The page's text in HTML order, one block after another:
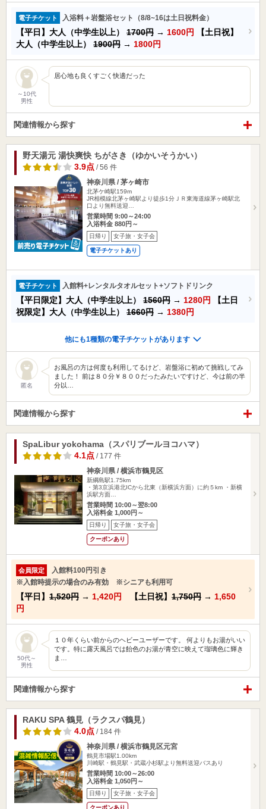
電子チケット 入浴料＋岩盤浴セット（8/8~16は土日祝料金）
【平日】大人（中学生以上） 1700円 → 1600円
【土日祝】
大人（中学生以上） 1900円 → 1800円
～10代
男性
居心地も良くすごく快適だった
関連情報から探す
野天湯元 湯快爽快 ちがさき（ゆかいそうかい）
3.9点 / 56 件
神奈川県 / 茅ヶ崎市
北茅ケ崎駅159m
JR相模線北茅ヶ崎駅より徒歩1分ＪＲ東海道線茅ヶ崎駅北
口より無料送迎…
営業時間 9:00～24:00
入浴料金 880円～
日帰り 女子旅・女子会
電子チケットあり
電子チケット 入館料+レンタルタオルセット+ソフトドリンク
【平日限定】大人（中学生以上） 1560円 → 1280円
【土日
祝限定】大人（中学生以上） 1660円 → 1380円
他にも1種類の電子チケットがあります
匿名
お風呂の方は何度も利用してるけど、岩盤浴に初めて挑戦してみ
ました！ 前は８０分￥８００だったみたいですけど、今は前の半
分以…
関連情報から探す
SpaLibur yokohama（スパリブールヨコハマ）
4.1点 / 177 件
神奈川県 / 横浜市鶴見区
新綱島駅1.75km
・第3京浜港北ICから北東（新横浜方面）に約５km ・新横
浜駅方面…
営業時間 10:00～翌8:00
入浴料金 1,000円～
日帰り 女子旅・女子会
クーポンあり
会員限定
入館料100円引き
※入館時提示の場合のみ有効 ※シニアも利用可
【平日】 1,520円 → 1,420円 【土日祝】 1,750円 → 1,650
円
50代～
男性
１０年くらい前からのヘビーユーザーです。 何よりもお湯がいい
です。特に露天風呂では飴色のお湯が青空に映えて瑠璃色に輝き
ま…
関連情報から探す
RAKU SPA 鶴見（ラクスパ鶴見）
4.0点 / 184 件
神奈川県 / 横浜市鶴見区元宮
鶴見市場駅1.00km
川崎駅・鶴見駅・武蔵小杉駅より無料送迎バスあり
営業時間 10:00～26:00
入浴料金 1,050円～
日帰り 女子旅・女子会
クーポンあり